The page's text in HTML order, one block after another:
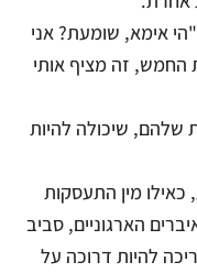
אימא, שומעת? אני
החמש, זה מציף אותי
שלהם, שיכולה להיות
מין התעסקות
הארגוניים, סביב
להיות דרוכה על